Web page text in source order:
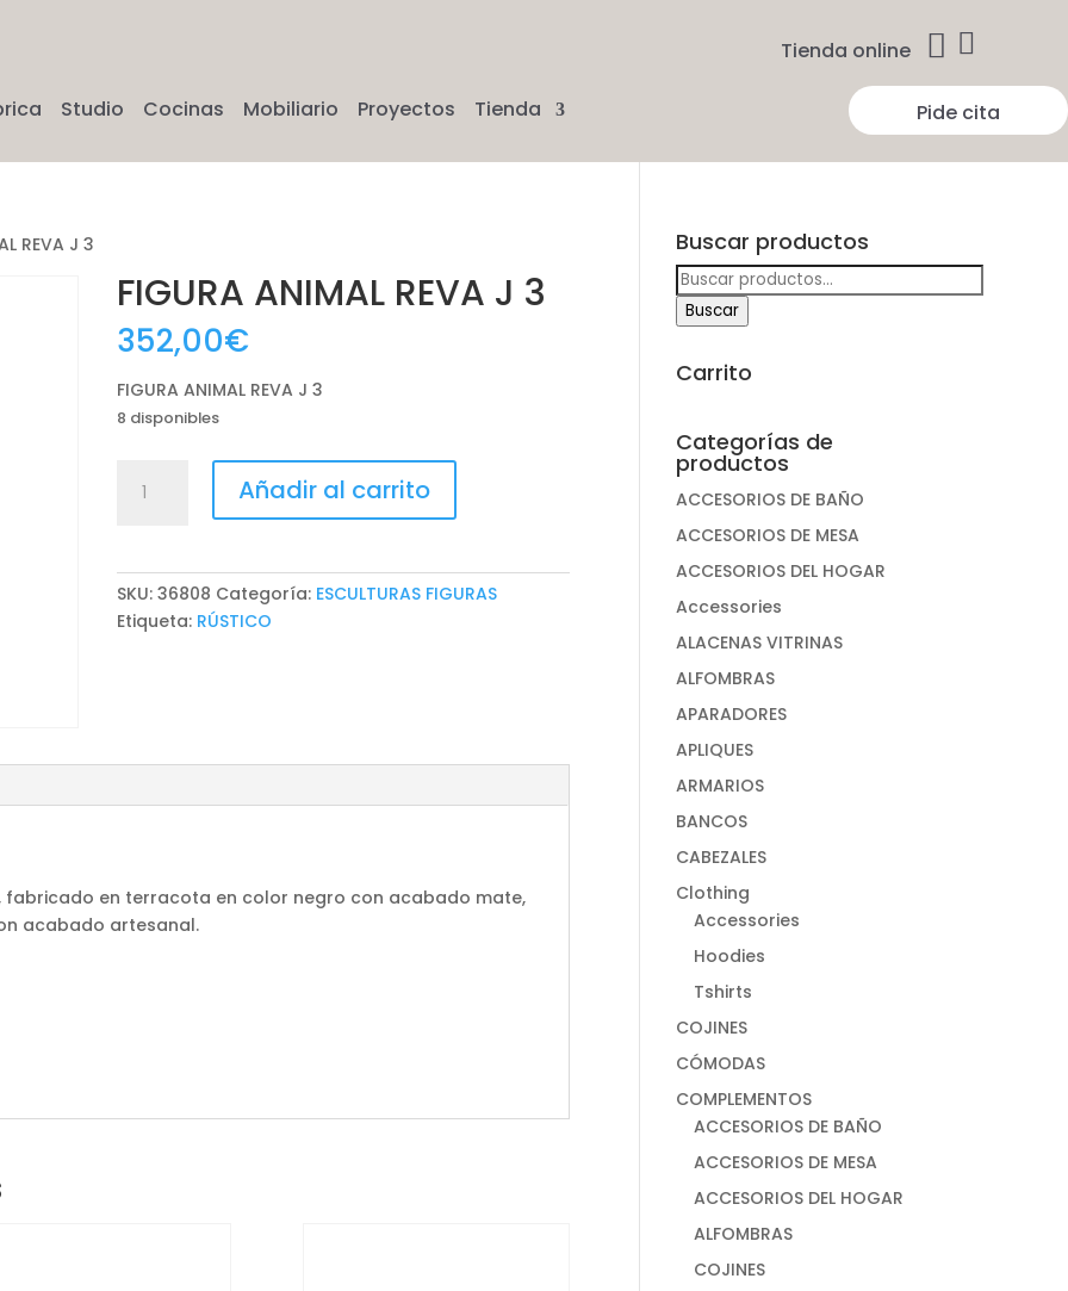
Tienda online  
Studio Cocinas Mobiliario Proyectos Tienda Pide cita
REVA J 3
FIGURA ANIMAL REVA J 3
352,00€
FIGURA ANIMAL REVA J 3
8 disponibles
ANIMAL
3
cantidad
Añadir al carrito
SKU:36808 Categoría: ESCULTURAS FIGURAS
Etiqueta: RÚSTICO
fabricado en terracota en color negro con acabado mate,
acabado artesanal.
Buscar productos
Buscar
por:
Buscar
Carrito
Categorías de
productos
ACCESORIOS DE BAÑO
ACCESORIOS DE MESA
ACCESORIOS DEL HOGAR
Accessories
ALACENAS VITRINAS
ALFOMBRAS
APARADORES
APLIQUES
ARMARIOS
BANCOS
CABEZALES
Clothing
Accessories
Hoodies
Tshirts
COJINES
CÓMODAS
COMPLEMENTOS
ACCESORIOS DE BAÑO
ACCESORIOS DE MESA
ACCESORIOS DEL HOGAR
ALFOMBRAS
COJINES